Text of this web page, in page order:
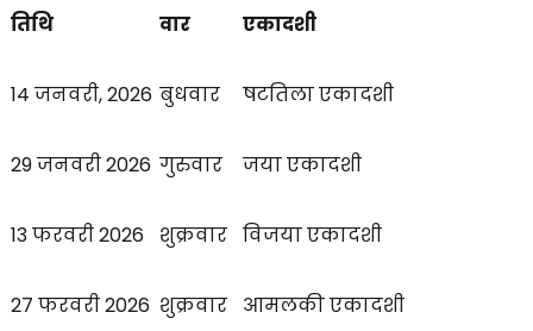
तिथि वार एकादशी
14 जनवरी, 2026 बुधवार षटतिला एकादशी
29 जनवरी 2026 गुरुवार जया एकादशी
13 फरवरी 2026 शुक्रवार विजया एकादशी
27 फरवरी 2026 शुक्रवार आमलकी एकादशी